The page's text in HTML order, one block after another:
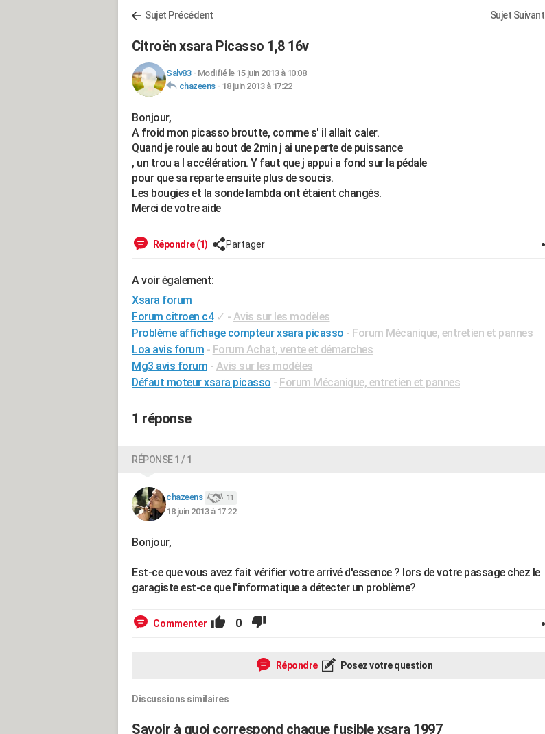
Sujet Précédent Sujet Suivant
Citroën xsara Picasso 1,8 16v
Salv83- Modifié le 15 juin 2013 à 10:08
chazeens- 18 juin 2013 à 17:22
Bonjour,
A froid mon picasso broutte, comme s' il allait caler.
Quand je roule au bout de 2min j ai une perte de puissance
, un trou a l accélération. Y faut que j appui a fond sur la pédale
pour que sa reparte ensuite plus de soucis.
Les bougies et la sonde lambda ont étaient changés.
Merci de votre aide
Répondre (1) Partager
A voir également:
Xsara forum
Forum citroen c4 ✓ - Avis sur les modèles
Problème affichage compteur xsara picasso - Forum Mécanique, entretien et pannes
Loa avis forum - Forum Achat, vente et démarches
Mg3 avis forum - Avis sur les modèles
Défaut moteur xsara picasso - Forum Mécanique, entretien et pannes
1 réponse
RÉPONSE 1 / 1
chazeens 11
18 juin 2013 à 17:22
Bonjour,
Est-ce que vous avez fait vérifier votre arrivé d'essence ? lors de votre passage chez le
garagiste est-ce que l'informatique a détecter un problème?
Commenter 0
Répondre Posez votre question
Discussions similaires
Savoir à quoi correspond chaque fusible xsara 1997